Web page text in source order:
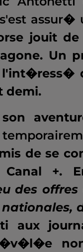
assur�
jouit
Un
demi.
de se
+.
des
aux